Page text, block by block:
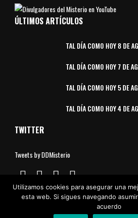
ÚLTIMOS ARTÍCULOS
TAL DÍA COMO HOY 8 DE
TAL DÍA COMO HOY 7 DE
TAL DÍA COMO HOY 5 DE
TAL DÍA COMO HOY 4 DE
TWITTER
Tweets by DDMisterio
Política de Cookies Política de Privacidad
Utilizamos cookies para asegurar una
esta web. Si sigues navegando
acuerdo